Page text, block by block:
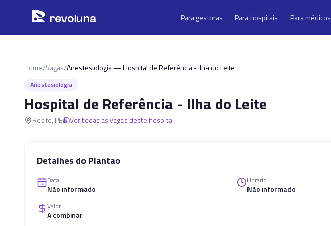
revoluna Para gestoras Para hospitais Para médicos
Home/Vagas/Anestesiologia — Hospital de Referência - Ilha do Leite
Anestesiologia
Hospital de Referência - Ilha do Leite
Recife, PE Ver todas as vagas deste hospital
Detalhes do Plantao
Data
Não informado
Horario
Não informado
Valor
A combinar